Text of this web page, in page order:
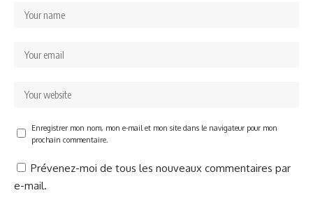
Enregistrer mon nom, mon e-mail et mon site dans le navigateur pour mon
prochain commentaire.
Prévenez-moi de tous les nouveaux commentaires par
e-mail.